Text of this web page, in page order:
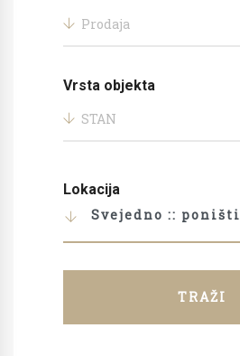
Prodaja
Vrsta objekta
STAN
Lokacija
Svejedno :: poništi
TRAŽI